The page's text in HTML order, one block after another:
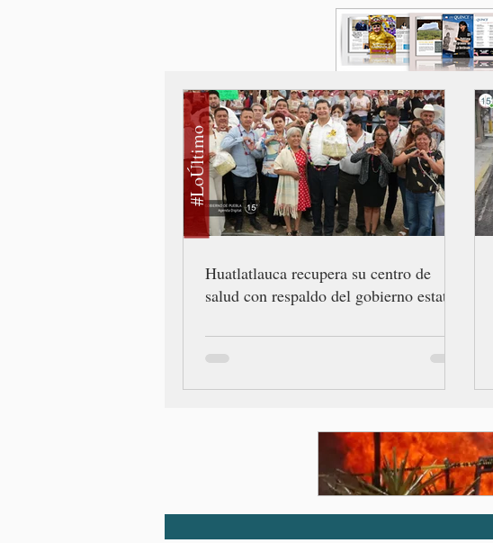
Huatlatlauca recupera su centro de
salud con respaldo del gobierno estatal
#LoÚltimo